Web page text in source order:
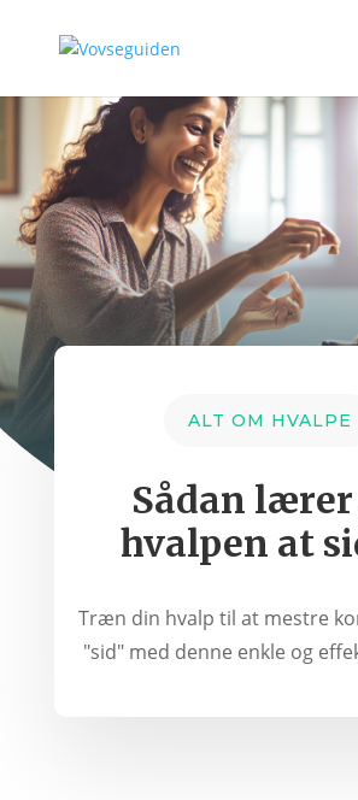
ALT OM HVALPE
Sådan lærer
hvalpen at
Træn din hvalp til at mestre
"sid" med denne enkle og